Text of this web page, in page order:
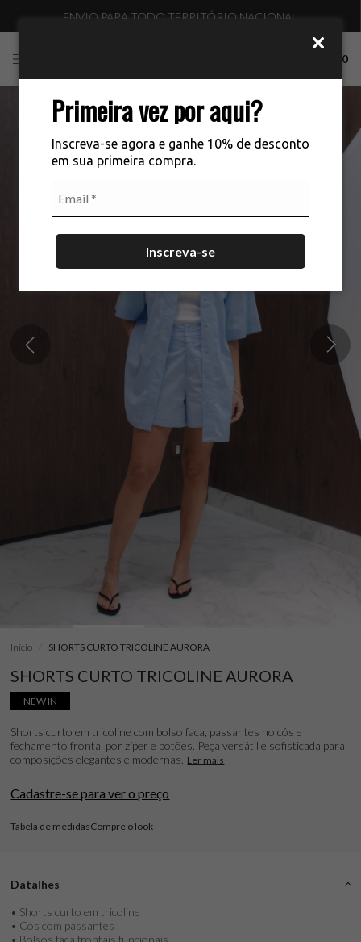
Primeira vez por aqui?
Inscreva-se agora e ganhe 10% de desconto
em sua primeira compra.
Inscreva-se
ENVIO PARA TODO TERRITÓRIO NACIONAL
0
Início SHORTS CURTO TRICOLINE AURORA
SHORTS CURTO TRICOLINE AURORA
NEW IN
Shorts curto em tricoline com bolso faca, passantes no cós e
fechamento frontal por zíper e botões. Peça versátil e sofisticada para
composições elegantes e modernas. Ler mais
Cadastre-se para ver o preço
Compre o look
Tabela de medidas
Datalhes
• Shorts curto em tricoline
• Cós com passantes
• Bolsos faca frontais funcionais